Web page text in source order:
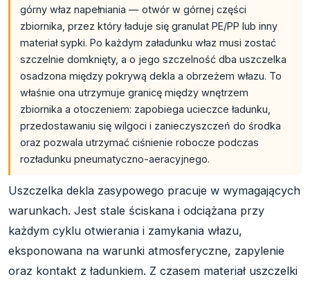
górny właz napełniania — otwór w górnej części
zbiornika, przez który ładuje się granulat PE/PP lub inny
materiał sypki. Po każdym załadunku właz musi zostać
szczelnie domknięty, a o jego szczelność dba uszczelka
osadzona między pokrywą dekla a obrzeżem włazu. To
właśnie ona utrzymuje granicę między wnętrzem
zbiornika a otoczeniem: zapobiega ucieczce ładunku,
przedostawaniu się wilgoci i zanieczyszczeń do środka
oraz pozwala utrzymać ciśnienie robocze podczas
rozładunku pneumatyczno-aeracyjnego.
Uszczelka dekla zasypowego pracuje w wymagających
warunkach. Jest stale ściskana i odciążana przy
każdym cyklu otwierania i zamykania włazu,
eksponowana na warunki atmosferyczne, zapylenie
oraz kontakt z ładunkiem. Z czasem materiał uszczelki